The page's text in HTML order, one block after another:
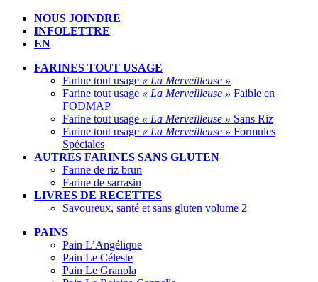
NOUS JOINDRE
INFOLETTRE
EN
FARINES TOUT USAGE
Farine tout usage « La Merveilleuse »
Farine tout usage « La Merveilleuse » Faible en
FODMAP
Farine tout usage « La Merveilleuse » Sans Riz
Farine tout usage « La Merveilleuse » Formules
Spéciales
AUTRES FARINES SANS GLUTEN
Farine de riz brun
Farine de sarrasin
LIVRES DE RECETTES
Savoureux, santé et sans gluten volume 2
PAINS
Pain L’Angélique
Pain Le Céleste
Pain Le Granola